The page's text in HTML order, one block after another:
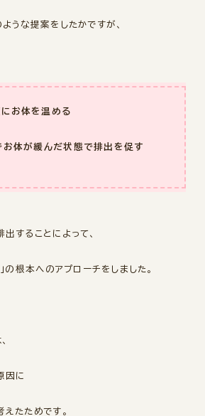
うな提案をしたかですが、
お体を温める
お体が緩んだ状態で排出を促す
することによって、
の 根本へのアプローチをしました。
因に
たためです。